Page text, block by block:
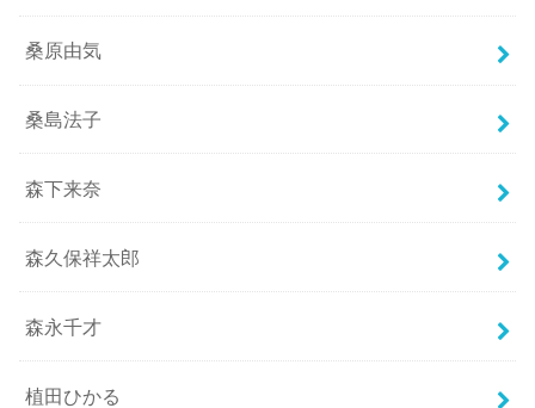
桑原由気
桑島法子
森下来奈
森久保祥太郎
森永千才
植田ひかる